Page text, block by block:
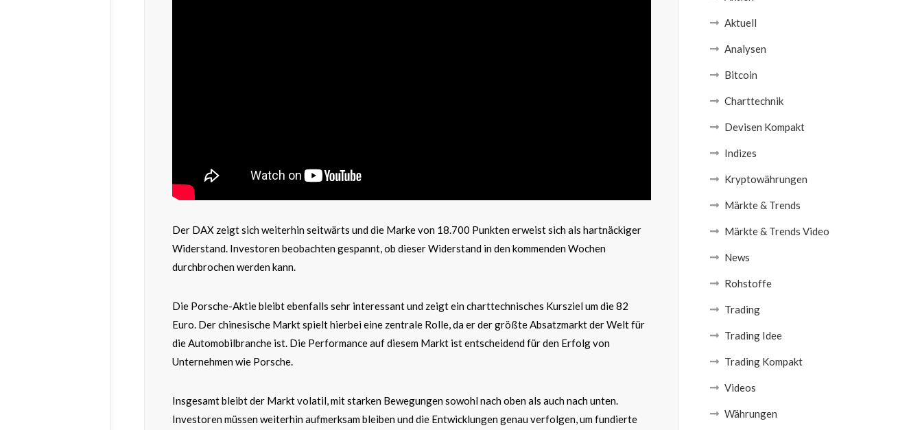
Der DAX zeigt sich weiterhin seitwärts und die Marke von 18.700 Punkten erweist sich als hartnäckiger
Widerstand. Investoren beobachten gespannt, ob dieser Widerstand in den kommenden Wochen
durchbrochen werden kann.
Die Porsche-Aktie bleibt ebenfalls sehr interessant und zeigt ein charttechnisches Kursziel um die 82
Euro. Der chinesische Markt spielt hierbei eine zentrale Rolle, da er der größte Absatzmarkt der Welt für
die Automobilbranche ist. Die Performance auf diesem Markt ist entscheidend für den Erfolg von
Unternehmen wie Porsche.
Insgesamt bleibt der Markt volatil, mit starken Bewegungen sowohl nach oben als auch nach unten.
Investoren müssen weiterhin aufmerksam bleiben und die Entwicklungen genau verfolgen, um fundierte
Aktuell
Analysen
Bitcoin
Charttechnik
Devisen Kompakt
Indizes
Kryptowährungen
Märkte & Trends
Märkte & Trends Video
News
Rohstoffe
Trading
Trading Idee
Trading Kompakt
Videos
Währungen